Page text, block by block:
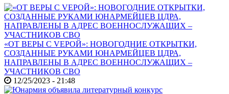
«ОТ ВЕРЫ С VЕРОЙ»: НОВОГОДНИЕ ОТКРЫТКИ,
СОЗДАННЫЕ РУКАМИ ЮНАРМЕЙЦЕВ ЦДРА,
НАПРАВЛЕНЫ В АДРЕС ВОЕННОСЛУЖАЩИХ –
УЧАСТНИКОВ СВО
12/25/2023 - 21:48